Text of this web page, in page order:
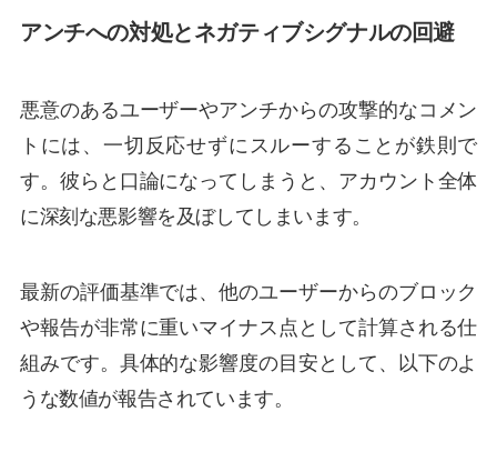
アンチへの対処とネガティブシグナルの回避
悪意のあるユーザーやアンチからの攻撃的なコメン
トには、一切反応せずにスルーすることが鉄則で
す。彼らと口論になってしまうと、アカウント全体
に深刻な悪影響を及ぼしてしまいます。
最新の評価基準では、他のユーザーからのブロック
や報告が非常に重いマイナス点として計算される仕
組みです。具体的な影響度の目安として、以下のよ
うな数値が報告されています。